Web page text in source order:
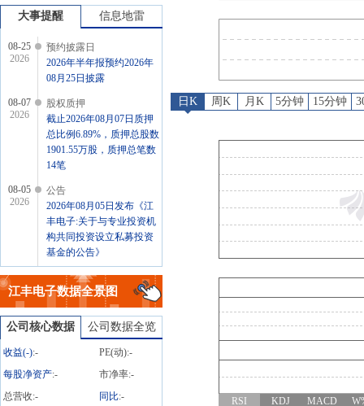
大事提醒 信息地雷
08-25
2026
预约披露日
2026年半年报预约2026年
08月25日披露
08-07
2026
股权质押
截止2026年08月07日质押
总比例6.89%，质押总股数
1901.55万股，质押总笔数
14笔
08-05
2026
公告
2026年08月05日发布《江
丰电子:关于与专业投资机
构共同投资设立私募投资
基金的公告》
08-05
2026
并购重组
宁波江丰电子材料股份有
限公司(以下简称“公司”)于
2026年8月4日与芯联私募
基金管理(杭州)合伙企业
(有限合伙)(以下简称“芯联
私募基金”)、芯联股权投资
称“芯联股权投资”)、上海
江丰电子数据全景图
公司核心数据 公司数据全览
收益(-):- PE(动):-
每股净资产:- 市净率:-
总营收:- 同比:-
并购重组：宁波江丰电子材料股份有限公司(以下简称“公司”)于2026年8月4日与芯联私募基金管理(杭州)合伙企业(有限合伙)(以下简称“芯联
日K 周K 月K 5分钟 15分钟
RSI KDJ MACD